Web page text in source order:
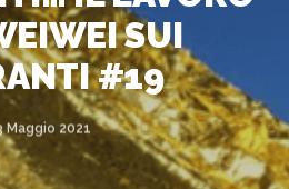
SUI
#19
Maggio 2021